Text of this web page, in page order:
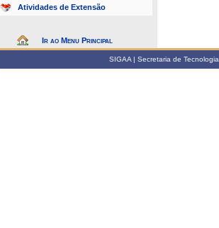
Atividades de Extensão
Ir ao Menu Principal
SIGAA | Secretaria de